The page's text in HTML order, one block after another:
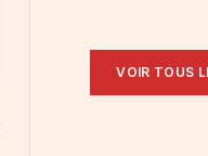
VOIR TOUS